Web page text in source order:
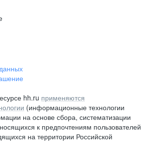
hh.ru применяются
(информационные технологии
на основе сбора, систематизации
к предпочтениям пользователей
на территории Российской